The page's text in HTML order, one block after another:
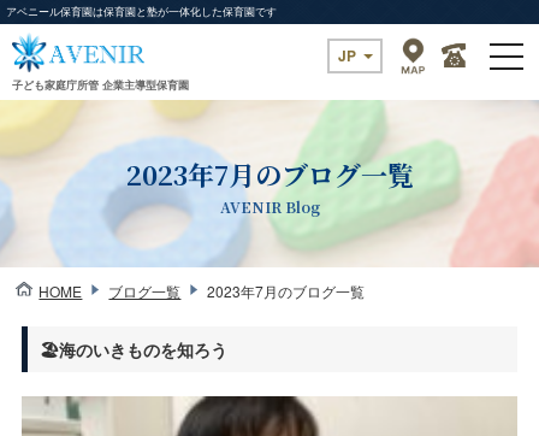
アベニール保育園は保育園と塾が一体化した保育園です
子ども家庭庁所管 企業主導型保育園
JP
2023年7月のブログ一覧
AVENIR Blog
HOME ブログ一覧 2023年7月のブログ一覧
🏖海のいきものを知ろう